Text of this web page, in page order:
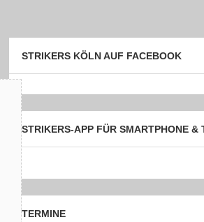
STRIKERS KÖLN AUF FACEBOOK
STRIKERS-APP FÜR SMARTPHONE &
TERMINE